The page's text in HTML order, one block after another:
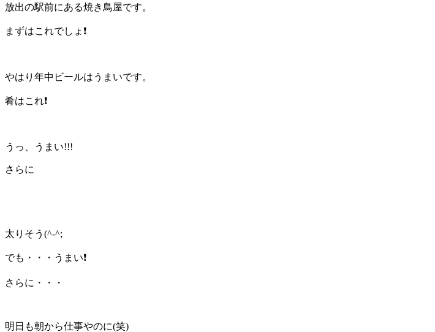
放出の駅前にある焼き鳥屋です。
まずはこれでしょ❗
やはり年中ビールはうまいです。
肴はこれ❗
うっ、うまい!!!
さらに
太りそう(^-^;
でも・・・うまい❗
さらに・・・
明日も朝から仕事やのに(笑)